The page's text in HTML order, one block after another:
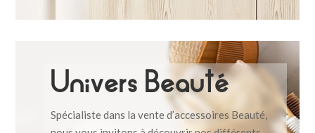
Univers Beauté
Spécialiste dans la vente d’accessoires Beauté,